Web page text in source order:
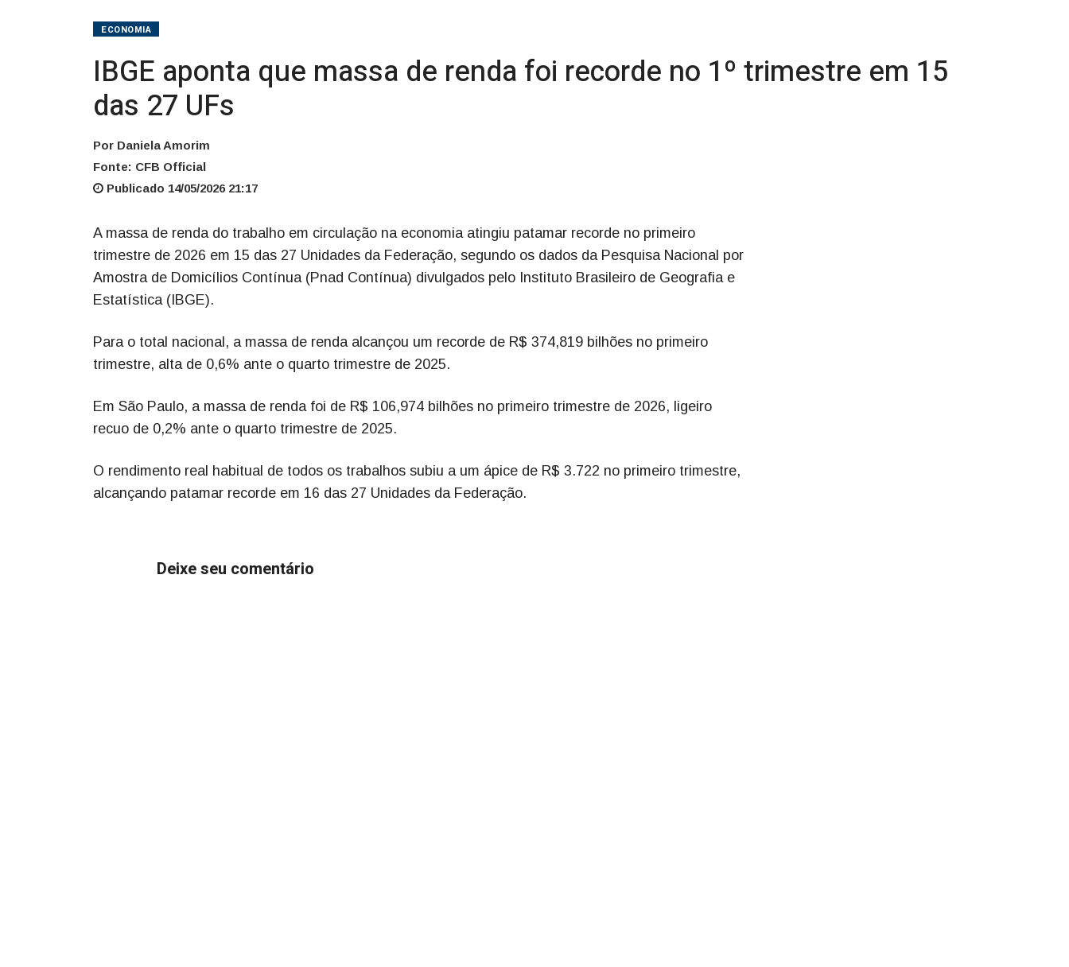
ECONOMIA
IBGE aponta que massa de renda foi recorde no 1º trimestre em 15
das 27 UFs
Por Daniela Amorim
Fonte: CFB Official
Publicado 14/05/2026 21:17
A massa de renda do trabalho em circulação na economia atingiu patamar recorde no primeiro
trimestre de 2026 em 15 das 27 Unidades da Federação, segundo os dados da Pesquisa Nacional por
Amostra de Domicílios Contínua (Pnad Contínua) divulgados pelo Instituto Brasileiro de Geografia e
Estatística (IBGE).
Para o total nacional, a massa de renda alcançou um recorde de R$ 374,819 bilhões no primeiro
trimestre, alta de 0,6% ante o quarto trimestre de 2025.
Em São Paulo, a massa de renda foi de R$ 106,974 bilhões no primeiro trimestre de 2026, ligeiro
recuo de 0,2% ante o quarto trimestre de 2025.
O rendimento real habitual de todos os trabalhos subiu a um ápice de R$ 3.722 no primeiro trimestre,
alcançando patamar recorde em 16 das 27 Unidades da Federação.
Deixe seu comentário